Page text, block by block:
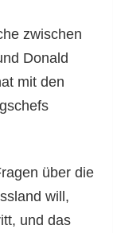
zwischen
Donald
mit den
über die
will,
und das